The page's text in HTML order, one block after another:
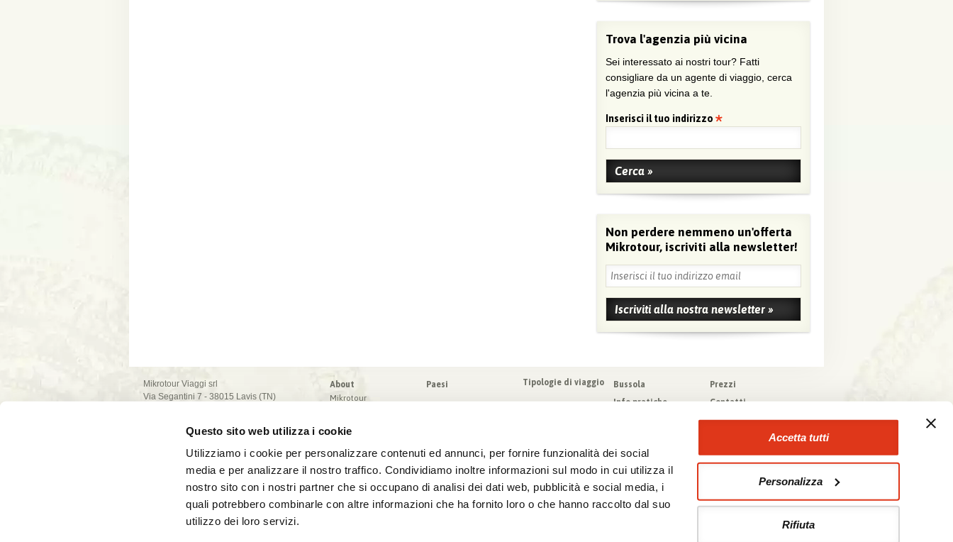
Questo sito web utilizza i cookie
Utilizziamo i cookie per personalizzare contenuti ed annunci, per fornire funzionalità dei social
media e per analizzare il nostro traffico. Condividiamo inoltre informazioni sul modo in cui utilizza il
nostro sito con i nostri partner che si occupano di analisi dei dati web, pubblicità e social media, i
quali potrebbero combinarle con altre informazioni che ha fornito loro o che hanno raccolto dal suo
utilizzo dei loro servizi.
Accetta tutti
Personalizza
Rifiuta
Trova l'agenzia più vicina
Sei interessato ai nostri tour? Fatti
consigliare da un agente di viaggio, cerca
l'agenzia più vicina a te.
Inserisci il tuo indirizzo
Non perdere nemmeno un'offerta
Mikrotour, iscriviti alla newsletter!
Mikrotour Viaggi srl
Via Segantini 7 - 38015 Lavis (TN)
capitale sociale 10.000€
PEC: mikrotour @ legalmail.it
cookie policy
About
Mikrotour
Blog
Paesi Tipologie di viaggio Bussola
Prezzi
Info pratiche
Scheda tecnica
Contatti